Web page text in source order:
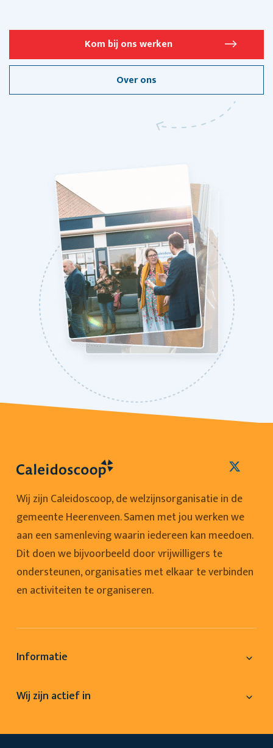
Kom bij ons werken
Over ons
Wij zijn Caleidoscoop, de welzijnsorganisatie in de
gemeente Heerenveen. Samen met jou werken we
aan een samenleving waarin iedereen kan meedoen.
Dit doen we bijvoorbeeld door vrijwilligers te
ondersteunen, organisaties met elkaar te verbinden
en activiteiten te organiseren.
Informatie
Wij zijn actief in